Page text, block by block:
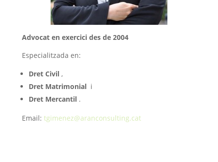
Advocat en exercici des de 2004
Especialitzada en:
Dret Civil,
Dret Matrimonial i
Dret Mercantil.
Email: tgimenez@aranconsulting.cat